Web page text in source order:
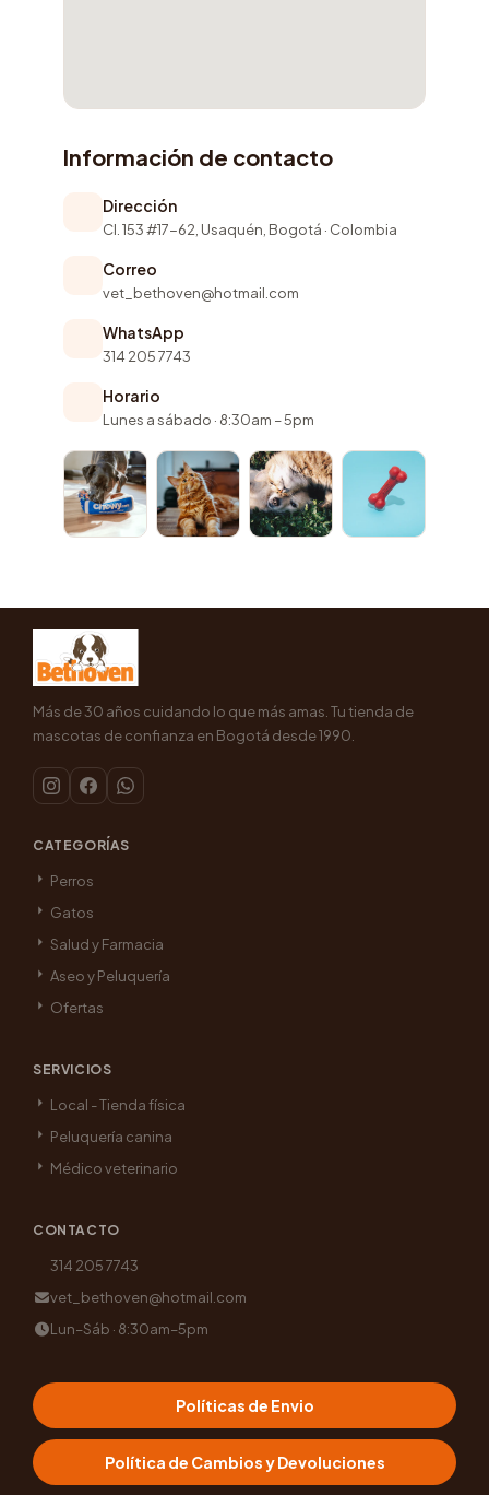
Información de contacto
Dirección
Cl. 153 #17-62, Usaquén, Bogotá · Colombia
Correo
vet_bethoven@hotmail.com
WhatsApp
314 205 7743
Horario
Lunes a sábado · 8:30am – 5pm
Más de 30 años cuidando lo que más amas. Tu tienda de
mascotas de confianza en Bogotá desde 1990.
CATEGORÍAS
Perros
Gatos
Salud y Farmacia
Aseo y Peluquería
Ofertas
SERVICIOS
Local - Tienda física
Peluquería canina
Médico veterinario
CONTACTO
314 205 7743
vet_bethoven@hotmail.com
Lun–Sáb · 8:30am–5pm
Políticas de Envio
Política de Cambios y Devoluciones